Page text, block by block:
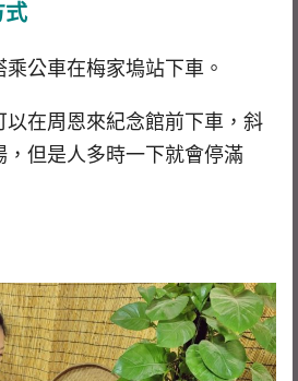
式
公車在梅家塢站下車。
在周恩來紀念館前下車，斜
但是人多時一下就會停滿